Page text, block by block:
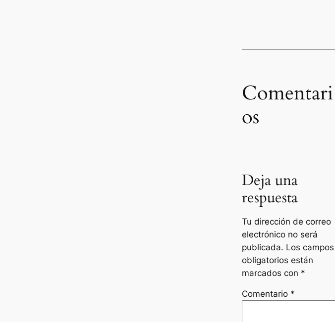
Comentari
os
Deja una
respuesta
Tu dirección de correo
electrónico no será
publicada. Los campos
obligatorios están
marcados con *
Comentario *